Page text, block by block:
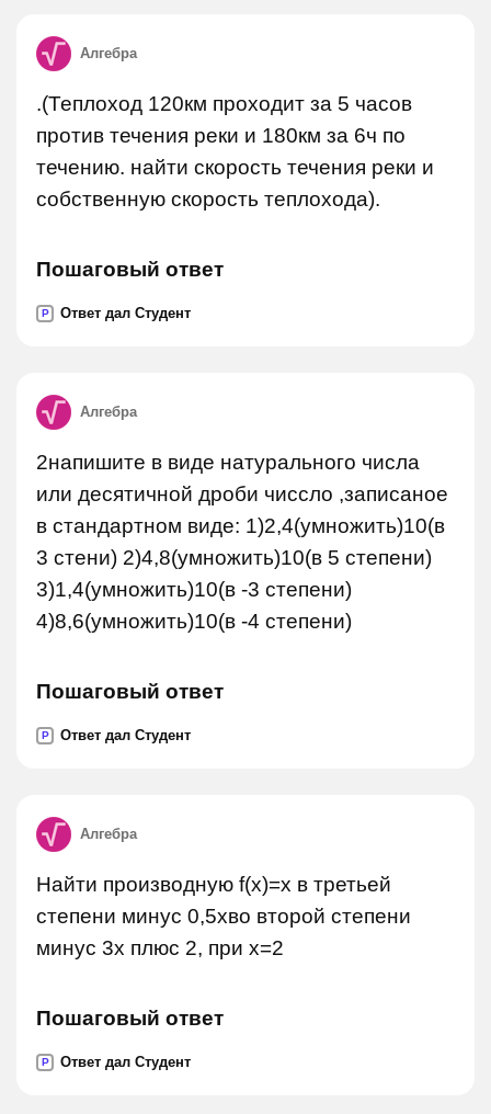
Алгебра
.(Теплоход 120км проходит за 5 часов
против течения реки и 180км за 6ч по
течению. найти скорость течения реки и
собственную скорость теплохода).
Пошаговый ответ
P Ответ дал Студент
Алгебра
2напишите в виде натурального числа
или десятичной дроби чиссло ,записаное
в стандартном виде: 1)2,4(умножить)10(в
3 стени) 2)4,8(умножить)10(в 5 степени)
3)1,4(умножить)10(в -3 степени)
4)8,6(умножить)10(в -4 степени)
Пошаговый ответ
P Ответ дал Студент
Алгебра
Найти производную f(x)=x в третьей
степени минус 0,5xво второй степени
минус 3x плюс 2, при x=2
Пошаговый ответ
P Ответ дал Студент